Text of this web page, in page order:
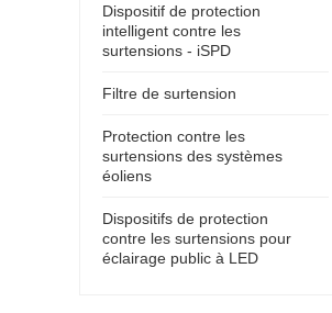
Dispositif de protection
intelligent contre les
surtensions - iSPD
Filtre de surtension
Protection contre les
surtensions des systèmes
éoliens
Dispositifs de protection
contre les surtensions pour
éclairage public à LED